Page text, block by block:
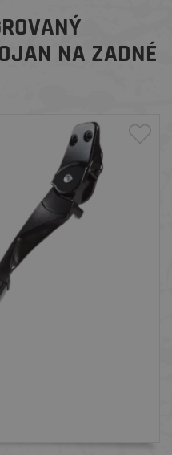
NA ZADNÉ